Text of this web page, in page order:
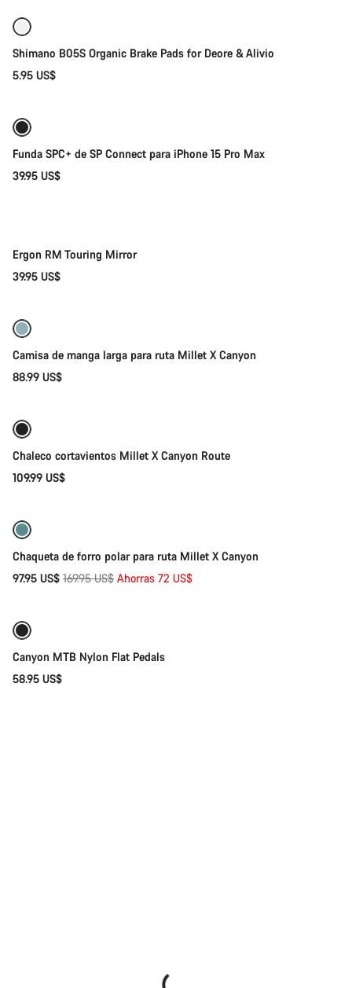
Shimano B05S Organic Brake Pads for Deore & Alivio
5.95 US$
Funda SPC+ de SP Connect para iPhone 15 Pro Max
39.95 US$
Ergon RM Touring Mirror
39.95 US$
Camisa de manga larga para ruta Millet X Canyon
88.99 US$
Chaleco cortavientos Millet X Canyon Route
109.99 US$
Chaqueta de forro polar para ruta Millet X Canyon
97.95 US$ Precio
169.95 US$ Ahorras 72 US$
Canyon MTB Nylon Flat Pedals
58.95 US$